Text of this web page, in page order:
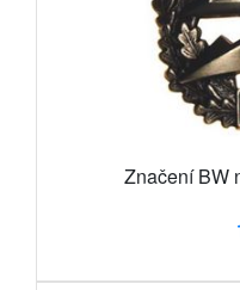
Značení BW